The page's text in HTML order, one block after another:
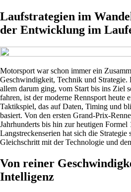
Laufstrategien im
der Entwicklung im
Motorsport war schon immer ein
Geschwindigkeit, Technik und
allem darum ging, vom Start bis ins Ziel
fahren, ist der moderne Rennsport heute
Taktikspiel, das auf Daten, Timing und
basiert. Von den ersten Grand-Prix-
Jahrhunderts bis hin zur heutigen Formel
Langstreckenserien hat sich die
Gleichschritt mit der Technologie und
Von reiner
Intelligenz